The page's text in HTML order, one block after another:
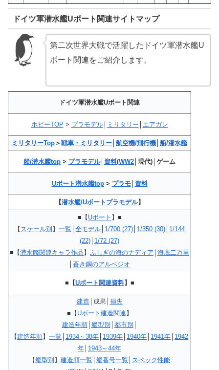
ドイツ軍潜水艦Uボート関連サイトマップ
第二次世界大戦で活躍したドイツ軍潜水艦U
ボート関連をご紹介します。
ドイツ軍潜水艦Uボート関連
ホビーTOP > プラモデル│ ミリタリー エアガン
ミリタリーTop ＞ 戦車・ミリタリー 航空機/飛行機 船/潜水艦
船/潜水艦top > プラモデル│ 資料(WW2 │現代)│ゲーム
Uボート潜水艦top> プラモ│ 資料
【潜水艦/Uボートプラモデル】
■【Uボート 】■
【 スケール別】 一覧 全モデル 1/700 (27) 1/350 (30) 1/144
(22) 1/72 (27)
■【潜水艦関連キャラ作品】 ふしぎの海のナディア 海底二万里
蒼き鋼のアルペジオ
■【Uボート関連資料】■
建造 │成果│ 損失
■ 【Uボート建造関連】
建造年順│ 艦型別 都市別
【建造年順】 一覧 1934～38年 1939年 1940年 1941年 1942
年 1943～44年
【艦型別】 建造順一覧 艦番号一覧
スペック性能